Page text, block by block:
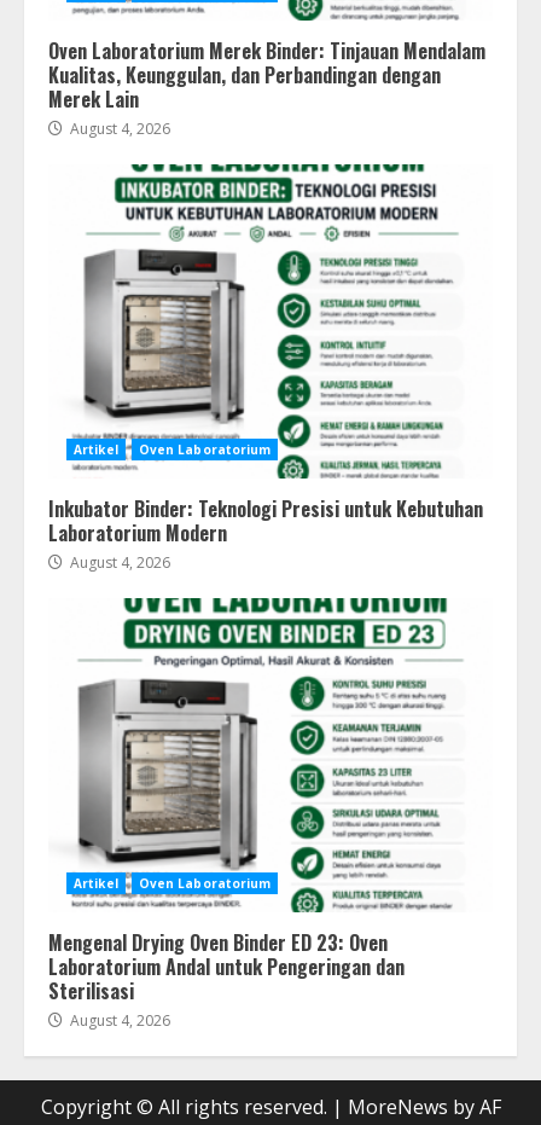
Oven Laboratorium Merek Binder: Tinjauan Mendalam
Kualitas, Keunggulan, dan Perbandingan dengan
Merek Lain
August 4, 2026
Artikel Oven Laboratorium
Inkubator Binder: Teknologi Presisi untuk Kebutuhan
Laboratorium Modern
August 4, 2026
Artikel Oven Laboratorium
Mengenal Drying Oven Binder ED 23: Oven
Laboratorium Andal untuk Pengeringan dan
Sterilisasi
August 4, 2026
Copyright © All rights reserved. | MoreNews by AF